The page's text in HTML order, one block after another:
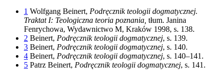
1 Wolfgang Beinert, Podręcznik teologii dogmatycznej.
Traktat I: Teologiczna teoria poznania, tłum. Janina
Fenrychowa, Wydawnictwo M, Kraków 1998, s. 138.
2 Beinert, Podręcznik teologii dogmatycznej, s. 139.
3 Beinert, Podręcznik teologii dogmatycznej, s. 140.
4 Beinert, Podręcznik teologii dogmatycznej, s. 140–141.
5 Patrz Beinert, Podręcznik teologii dogmatycznej, s. 141.